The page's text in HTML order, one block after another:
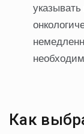
Как